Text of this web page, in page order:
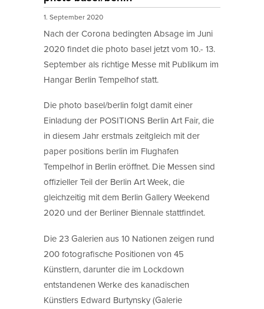
1. September 2020
Nach der Corona bedingten Absage im Juni
2020 findet die photo basel jetzt vom 10.- 13.
September als richtige Messe mit Publikum im
Hangar Berlin Tempelhof statt.
Die photo basel/berlin folgt damit einer
Einladung der POSITIONS Berlin Art Fair, die
in diesem Jahr erstmals zeitgleich mit der
paper positions berlin im Flughafen
Tempelhof in Berlin eröffnet. Die Messen sind
offizieller Teil der Berlin Art Week, die
gleichzeitig mit dem Berlin Gallery Weekend
2020 und der Berliner Biennale stattfindet.
Die 23 Galerien aus 10 Nationen zeigen rund
200 fotografische Positionen von 45
Künstlern, darunter die im Lockdown
entstandenen Werke des kanadischen
Künstlers Edward Burtynsky (Galerie